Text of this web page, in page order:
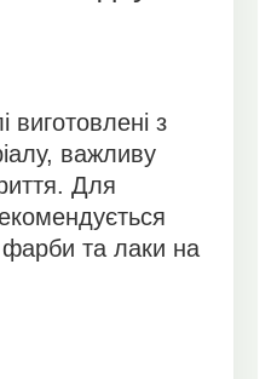
виготовлені з
важливу
Для
фарби та лаки на